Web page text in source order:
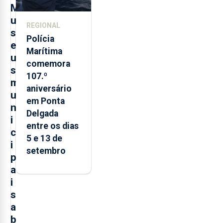
M
u
s
e
u
s
m
u
n
i
c
i
p
a
i
s
a
b
REGIONAL
Polícia
Marítima
comemora
107.º
aniversário
em Ponta
Delgada
entre os dias
5 e 13 de
setembro